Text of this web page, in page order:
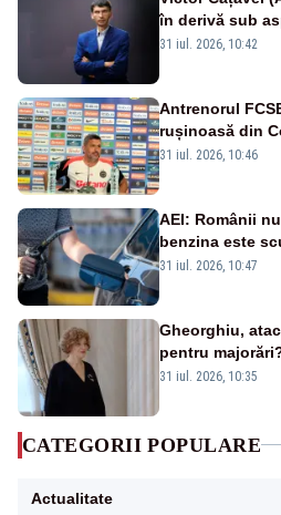
în derivă sub
rezultat al
31 iul. 2026, 10:42
Antrenorul
rușinoasă din
cum să nu
31 iul. 2026, 10:46
AEI: Românii
benzina este
benzina ieftină
31 iul. 2026, 10:47
Gheorghiu,
pentru
31 iul. 2026, 10:35
CATEGORII POPULARE
Actualitate